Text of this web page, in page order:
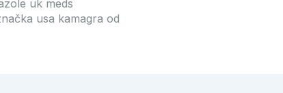
uk meds
usa kamagra od